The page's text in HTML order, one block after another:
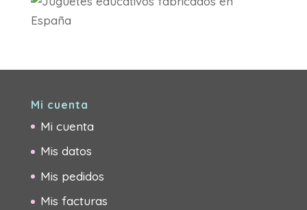
Mi cuenta
Mi cuenta
Mis datos
Mis pedidos
Mis facturas